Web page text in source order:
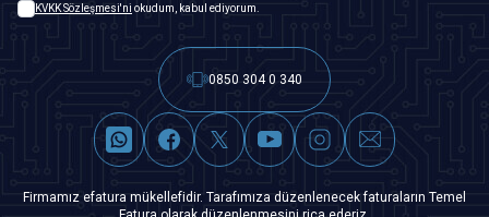
KVKK Sözleşmesi'ni okudum, kabul ediyorum.
0850 304 0 340
Firmamız efatura mükellefidir. Tarafımıza düzenlenecek faturaların Temel